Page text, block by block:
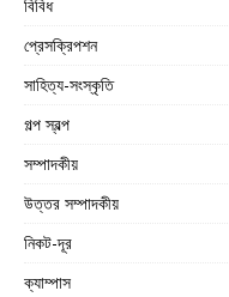
বিবিধ
প্রেসক্রিপশন
সাহিত্য-সংস্কৃতি
গল্প স্বল্প
সম্পাদকীয়
উত্তর সম্পাদকীয়
নিকট-দূর
ক্যাম্পাস